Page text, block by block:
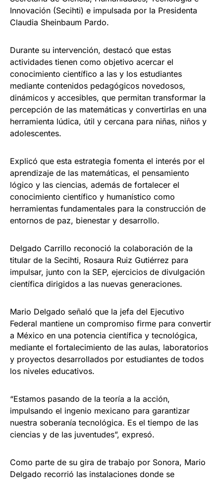
Innovación (Secihti) e impulsada por la Presidenta
Claudia Sheinbaum Pardo.
Durante su intervención, destacó que estas
actividades tienen como objetivo acercar el
conocimiento científico a las y los estudiantes
mediante contenidos pedagógicos novedosos,
dinámicos y accesibles, que permitan transformar la
percepción de las matemáticas y convertirlas en una
herramienta lúdica, útil y cercana para niñas, niños y
adolescentes.
Explicó que esta estrategia fomenta el interés por el
aprendizaje de las matemáticas, el pensamiento
lógico y las ciencias, además de fortalecer el
conocimiento científico y humanístico como
herramientas fundamentales para la construcción de
entornos de paz, bienestar y desarrollo.
Delgado Carrillo reconoció la colaboración de la
titular de la Secihti, Rosaura Ruiz Gutiérrez para
impulsar, junto con la SEP, ejercicios de divulgación
científica dirigidos a las nuevas generaciones.
Mario Delgado señaló que la jefa del Ejecutivo
Federal mantiene un compromiso firme para convertir
a México en una potencia científica y tecnológica,
mediante el fortalecimiento de las aulas, laboratorios
y proyectos desarrollados por estudiantes de todos
los niveles educativos.
“Estamos pasando de la teoría a la acción,
impulsando el ingenio mexicano para garantizar
nuestra soberanía tecnológica. Es el tiempo de las
ciencias y de las juventudes”, expresó.
Como parte de su gira de trabajo por Sonora, Mario
Delgado recorrió las instalaciones donde se